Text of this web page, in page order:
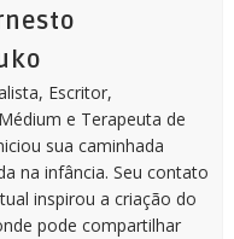
Escritor,
e Terapeuta de
sua caminhada
na infância. Seu contato
inspirou a criação do
pode compartilhar